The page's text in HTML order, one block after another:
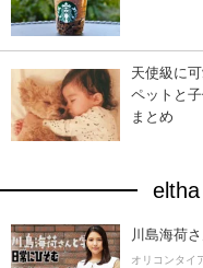
天使級に
ペットと
まとめ
川島海荷
オリコンタイ